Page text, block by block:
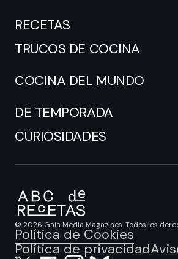
RECETAS
TRUCOS DE COCINA
COCINA DEL MUNDO
DE TEMPORADA
CURIOSIDADES
© 2026 Gaia Media Magazines. Todos los
Política de Cookies
Política de privacidad